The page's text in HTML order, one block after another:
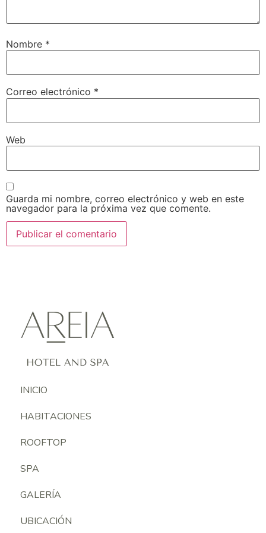
Nombre *
Correo electrónico *
Web
Guarda mi nombre, correo electrónico y web en este
navegador para la próxima vez que comente.
INICIO
HABITACIONES
ROOFTOP
SPA
GALERÍA
UBICACIÓN